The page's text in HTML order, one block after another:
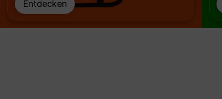
Entdecken